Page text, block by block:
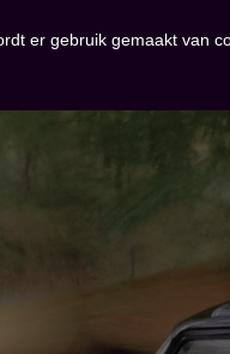
HOME
er gebruik gemaakt van